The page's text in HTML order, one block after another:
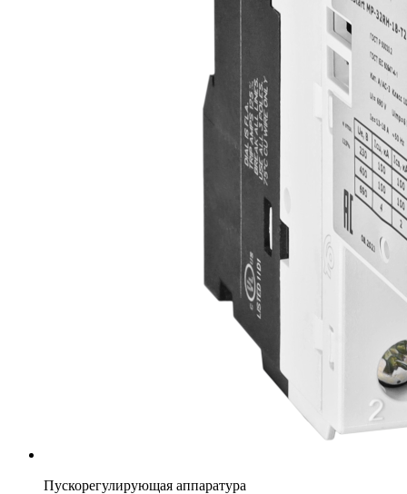
Пускорегулирующая аппаратура